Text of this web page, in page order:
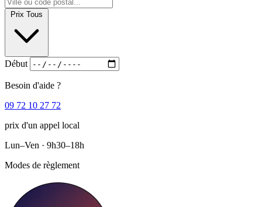
Prix Tous
Début
Besoin d'aide ?
09 72 10 27 72
prix d'un appel local
Lun–Ven · 9h30–18h
Modes de règlement